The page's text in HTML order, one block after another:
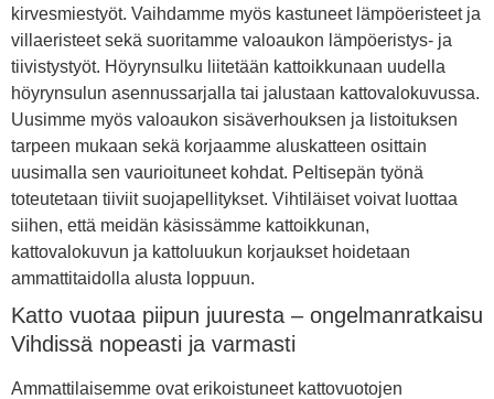
kirvesmiestyöt. Vaihdamme myös kastuneet lämpöeristeet ja
villaeristeet sekä suoritamme valoaukon lämpöeristys- ja
tiivistystyöt. Höyrynsulku liitetään kattoikkunaan uudella
höyrynsulun asennussarjalla tai jalustaan kattovalokuvussa.
Uusimme myös valoaukon sisäverhouksen ja listoituksen
tarpeen mukaan sekä korjaamme aluskatteen osittain
uusimalla sen vaurioituneet kohdat. Peltisepän työnä
toteutetaan tiiviit suojapellitykset. Vihtiläiset voivat luottaa
siihen, että meidän käsissämme kattoikkunan,
kattovalokuvun ja kattoluukun korjaukset hoidetaan
ammattitaidolla alusta loppuun.
Katto vuotaa piipun juuresta – ongelmanratkaisu
Vihdissä nopeasti ja varmasti
Ammattilaisemme ovat erikoistuneet kattovuotojen